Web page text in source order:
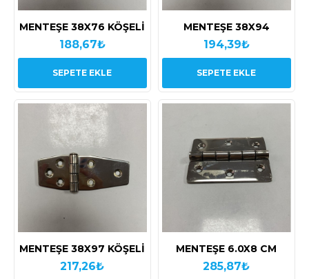
MENTEŞE 38X76 KÖŞELİ
188,67₺
SEPETE EKLE
MENTEŞE 38X94
194,39₺
SEPETE EKLE
MENTEŞE 38X97 KÖŞELİ
217,26₺
MENTEŞE 6.0X8 CM
285,87₺